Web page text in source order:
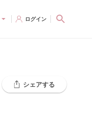
ログイン
シェアする